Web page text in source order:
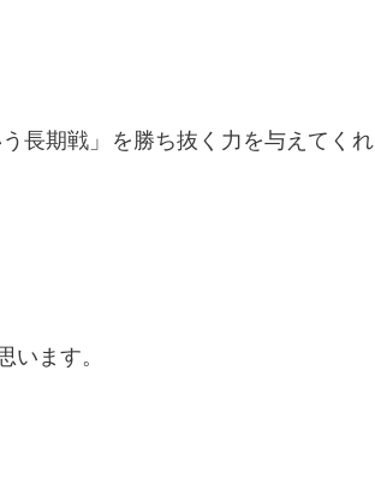
長期戦」を勝ち抜く力を与えてくれ
います。